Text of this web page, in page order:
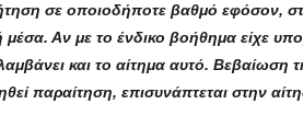
σε οποιοδήποτε βαθμό εφόσον,
Αν με το ένδικο βοήθημα είχε
και το αίτημα αυτό. Βεβαίωση
παραίτηση, επισυνάπτεται στην